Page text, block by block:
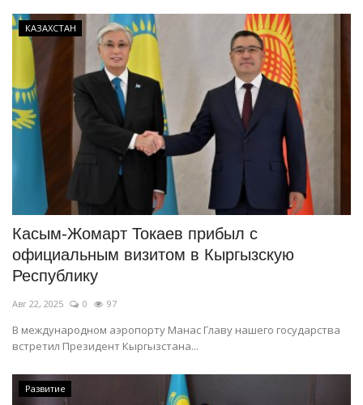
КАЗАХСТАН
Касым-Жомарт Токаев прибыл с
официальным визитом в Кыргызскую
Республику
Авг 22, 2025 0 97
В международном аэропорту Манас Главу нашего государства
встретил Президент Кыргызстана...
Развитие